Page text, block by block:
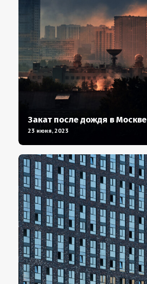
Закат после дождя в Москве
23 июня, 2023